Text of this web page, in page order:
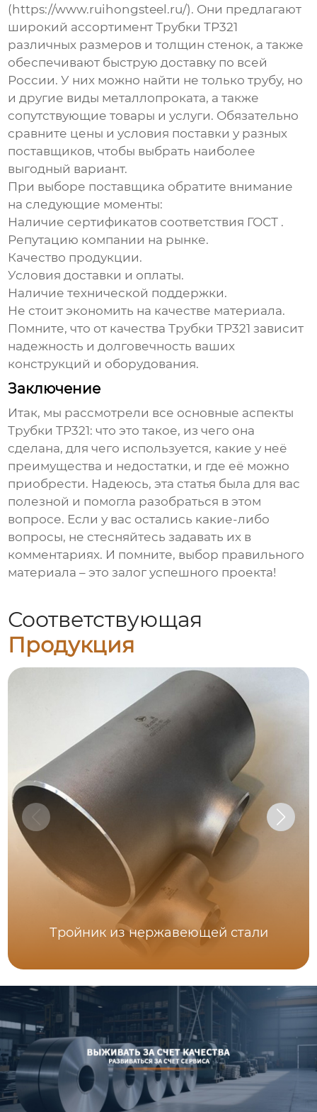
(https://www.ruihongsteel.ru/). Они предлагают
широкий ассортиментТрубки TP321
различных размеров и толщин стенок, а также
обеспечивают быструю доставку по всей
России. У них можно найти не только трубу, но
и другие виды металлопроката, а также
сопутствующие товары и услуги. Обязательно
сравните цены и условия поставки у разных
поставщиков, чтобы выбрать наиболее
выгодный вариант.
При выборе поставщика обратите внимание
на следующие моменты:
Наличие сертификатов соответствия ГОСТ .
Репутацию компании на рынке.
Качество продукции.
Условия доставки и оплаты.
Наличие технической поддержки.
Не стоит экономить на качестве материала.
Помните, что от качестваТрубки TP321 зависит
надежность и долговечность ваших
конструкций и оборудования.
Заключение
Итак, мы рассмотрели все основные аспекты
Трубки TP321: что это такое, из чего она
сделана, для чего используется, какие у неё
преимущества и недостатки, и где её можно
приобрести. Надеюсь, эта статья была для вас
полезной и помогла разобраться в этом
вопросе. Если у вас остались какие-либо
вопросы, не стесняйтесь задавать их в
комментариях. И помните, выбор правильного
материала – это залог успешного проекта!
Соответствующая
Продукция
Тройник из нержавеющей стали